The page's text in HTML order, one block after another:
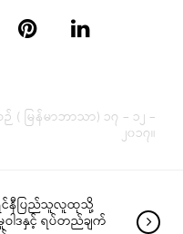
မြန်မာဘာသာ) ၁၇ – ၁၂ –
၂၀၁၇။
ရင်နီပြည်သူလူထုသို့
ါဒနှင့် ရပ်တည်ချက်